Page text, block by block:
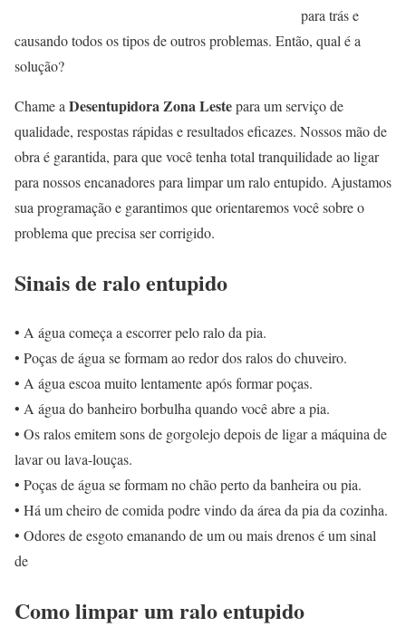
para trás e
causando todos os tipos de outros problemas. Então, qual é a
solução?
Chame a Desentupidora Zona Lestepara um serviço de
qualidade, respostas rápidas e resultados eficazes. Nossos mão de
obra é garantida, para que você tenha total tranquilidade ao ligar
para nossos encanadores para limpar um ralo entupido. Ajustamos
sua programação e garantimos que orientaremos você sobre o
problema que precisa ser corrigido.
Sinais de ralo entupido
• A água começa a escorrer pelo ralo da pia.
• Poças de água se formam ao redor dos ralos do chuveiro.
• A água escoa muito lentamente após formar poças.
• A água do banheiro borbulha quando você abre a pia.
• Os ralos emitem sons de gorgolejo depois de ligar a máquina de
lavar ou lava-louças.
• Poças de água se formam no chão perto da banheira ou pia.
• Há um cheiro de comida podre vindo da área da pia da cozinha.
• Odores de esgoto emanando de um ou mais drenos é um sinal
de
Como limpar um ralo entupido